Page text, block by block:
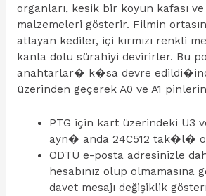
organları, kesik bir koyun kafası
malzemeleri gösterir. Filmin
atlayan kediler, içi kırmızı renkli
kanla dolu sürahiyi devirirler. Bu
anahtarlar� k�sa devre
üzerinden geçerek A0 ve A1
PTG için kart üzerindeki U3
ayn� anda 24C512 tak�l�
ODTÜ e-posta adresinizle
hesabınız olup olmamasına
davet mesajı değişiklik